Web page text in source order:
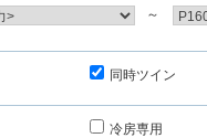
～
同時ツイン
冷房専用